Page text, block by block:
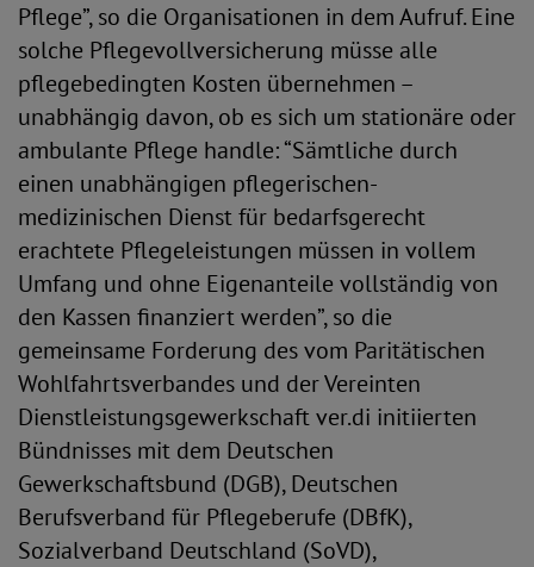
Pflege”, so die Organisationen in dem Aufruf. Eine
solche Pflegevollversicherung müsse alle
pflegebedingten Kosten übernehmen –
unabhängig davon, ob es sich um stationäre oder
ambulante Pflege handle: “Sämtliche durch
einen unabhängigen pflegerischen-
medizinischen Dienst für bedarfsgerecht
erachtete Pflegeleistungen müssen in vollem
Umfang und ohne Eigenanteile vollständig von
den Kassen finanziert werden”, so die
gemeinsame Forderung des vom Paritätischen
Wohlfahrtsverbandes und der Vereinten
Dienstleistungsgewerkschaft ver.di initiierten
Bündnisses mit dem Deutschen
Gewerkschaftsbund (DGB), Deutschen
Berufsverband für Pflegeberufe (DBfK),
Sozialverband Deutschland (SoVD),